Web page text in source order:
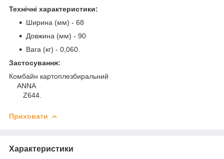
Технічні характеристики:
Ширина (мм) - 68
Довжина (мм) - 90
Вага (кг) - 0,060.
Застосування:
Комбайн картоплезбиральний
ANNA
Z644.
Приховати
Характеристики